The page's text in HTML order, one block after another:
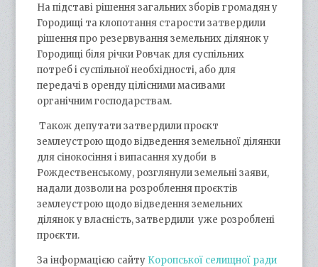
На підставі рішення загальних зборів громадян у
Городищі та клопотання старости затвердили
рішення про резервування земельних ділянок у
Городищі біля річки Ровчак для суспільних
потреб і суспільної необхідності, або для
передачі в оренду цілісними масивами
органічним господарствам.
Також депутати затвердили проєкт
землеустрою щодо відведення земельної ділянки
для сінокосіння і випасання худоби в
Рождественському, розглянули земельні заяви,
надали дозволи на розроблення проєктів
землеустрою щодо відведення земельних
ділянок у власність, затвердили уже розроблені
проєкти.
За інформацією сайту Коропської селищної ради